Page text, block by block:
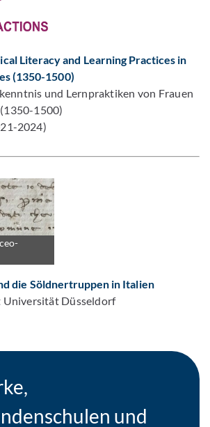
Literacy and Learning Practices in
(1350-1500)
und Lernpraktiken von Frauen
1500)
2024)
die Söldnertruppen in Italien
Universität Düsseldorf
und